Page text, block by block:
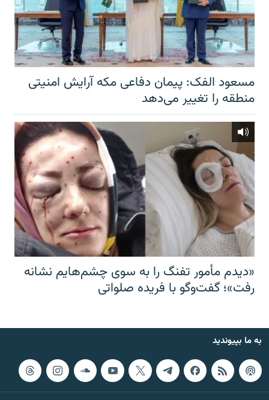
مسعود الفک: پیمان دفاعی مکه آرایش امنیتی
منطقه را تغییر می‌دهد
«دیدم مأمور تفنگ را به سوی چشم‌هایم نشانه
رفت»؛ گفت‌و‌گو با فریده صلواتی
به ما بپیوندید